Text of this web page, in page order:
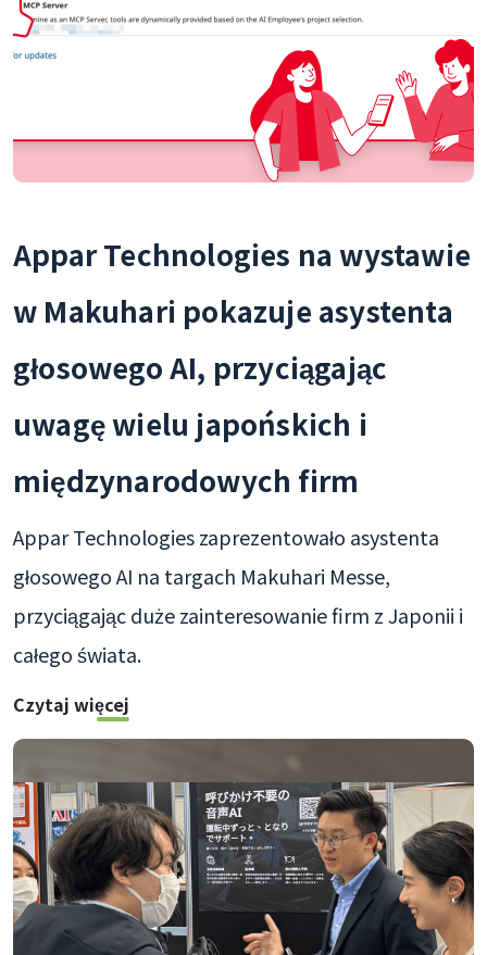
Appar Technologies na wystawie
w Makuhari pokazuje asystenta
głosowego AI, przyciągając
uwagę wielu japońskich i
międzynarodowych firm
Appar Technologies zaprezentowało asystenta
głosowego AI na targach Makuhari Messe,
przyciągając duże zainteresowanie firm z Japonii i
całego świata.
Czytaj więcej